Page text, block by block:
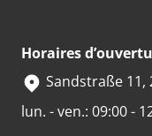
Horaires
Sandstraße 11,
lun. - ven.: 09:00 -